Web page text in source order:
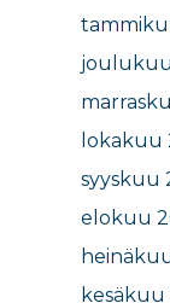
lokakuu
syyskuu
elokuu
kesäkuu